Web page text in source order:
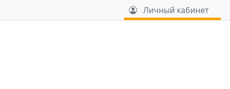
Личный кабинет